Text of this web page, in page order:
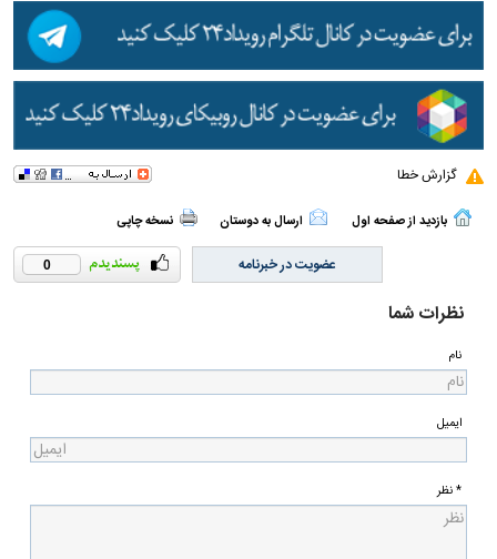
گزارش خطا
بازدید از صفحه اول ارسال به دوستان نسخه چاپی
0 عضویت در خبرنامه
نظرات شما
نام
ایمیل
* نظر